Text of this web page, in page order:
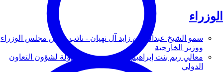
الوزراء
سمو الشيخ عبدالله بن زايد آل نهيان - نائب رئيس مجلس الوزراء
ووزير الخارجية
معالي ريم بنت إبراهيم الهاشمي - وزيرة دولة لشؤون التعاون
الدولي